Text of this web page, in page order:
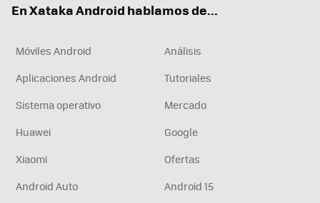
En Xataka Android hablamos de...
Móviles Android
Análisis
Aplicaciones Android
Tutoriales
Sistema operativo
Mercado
Huawei
Google
Xiaomi
Ofertas
Android Auto
Android 15